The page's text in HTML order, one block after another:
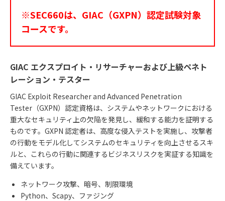
※SEC660は、GIAC（GXPN）認定試験対象
コースです。
GIAC エクスプロイト・リサーチャーおよび上級ペネト
レーション・テスター
GIAC Exploit Researcher and Advanced Penetration
Tester（GXPN）認定資格は、システムやネットワークにおける
重大なセキュリティ上の欠陥を発見し、緩和する能力を証明する
ものです。GXPN 認定者は、高度な侵入テストを実施し、攻撃者
の行動をモデル化してシステムのセキュリティを向上させるスキ
ルと、これらの行動に関連するビジネスリスクを実証する知識を
備えています。
ネットワーク攻撃、暗号、制限環境
Python、Scapy、ファジング